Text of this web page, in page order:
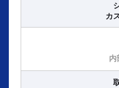
カ
内